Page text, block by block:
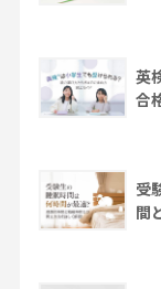
英
合
受
間